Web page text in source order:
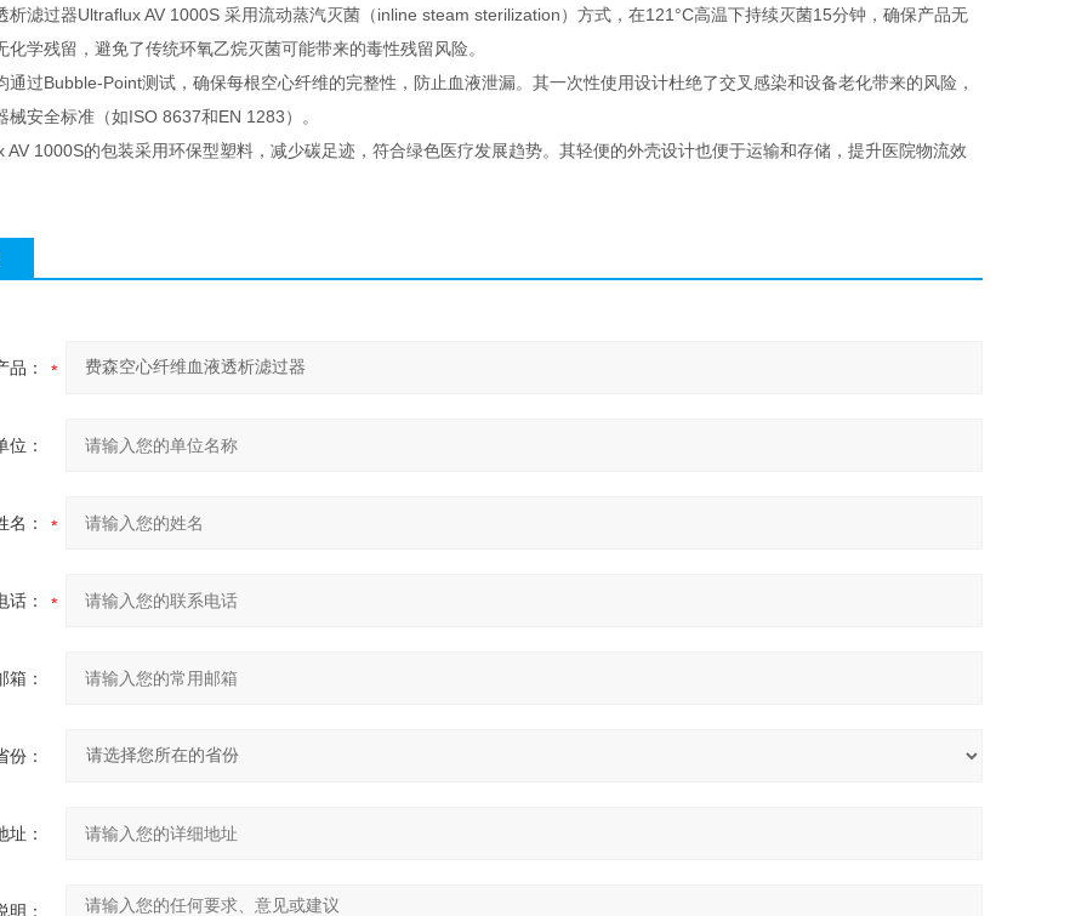
析滤过器Ultraflux AV 1000S 采用流动蒸汽灭菌（inline steam sterilization）方式，在121°C高温下持续灭菌15分钟，确保产品无
化学残留，避免了传统环氧乙烷灭菌可能带来的毒性残留风险。
通过Bubble-Point测试，确保每根空心纤维的完整性，防止血液泄漏。其一次性使用设计杜绝了交叉感染和设备老化带来的风险，
械安全标准（如ISO 8637和EN 1283）。
AV 1000S的包装采用环保型塑料，减少碳足迹，符合绿色医疗发展趋势。其轻便的外壳设计也便于运输和存储，提升医院物流效
品：
位：
名：
话：
箱：
份：
址：
明：